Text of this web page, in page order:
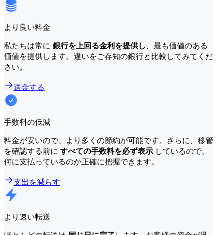
より良い料金
私たちは常に 銀行を上回る金利を提供し 、最も価値のある
価値を提供します。違いをご存知の銀行と比較してみてくだ
さい。
送金する
手数料の低減
料金が安いので、より多くの節約が可能です。さらに、移管
を確認する前に すべての手数料を必ず表示 しているので、
何に支払っているのか正確に把握できます。
支出を減らす
より速い転送